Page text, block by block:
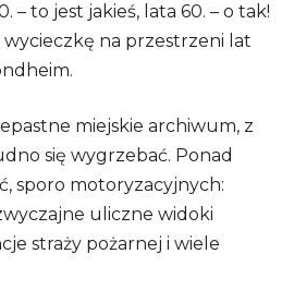
– to jest jakieś, lata 60. – o tak!
na przestrzeni lat
miejskie archiwum, z
się wygrzebać. Ponad
sporo motoryzacyjnych:
uliczne widoki
straży pożarnej i wiele